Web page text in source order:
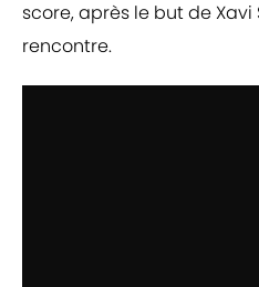
score, après le but de
rencontre.